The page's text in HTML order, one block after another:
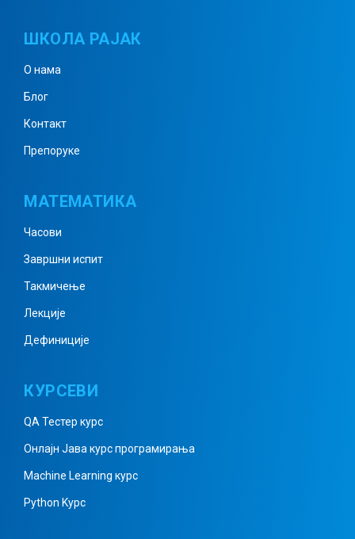
Призма примери 1
Призма примери 5
Пирамида 2
ШКОЛА РАЈАК
О нама
Блог
Контакт
Препоруке
МАТЕМАТИКА
Часови
Завршни испит
Такмичење
Лекције
Дефиниције
КУРСЕВИ
QA Тестер курс
Онлајн Јава курс програмирања
Machine Learning курс
Python Kурс